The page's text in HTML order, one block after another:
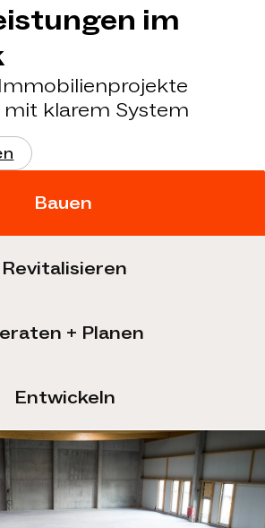
im
klarem System
Bauen
Revitalisieren
+ Planen
Entwickeln